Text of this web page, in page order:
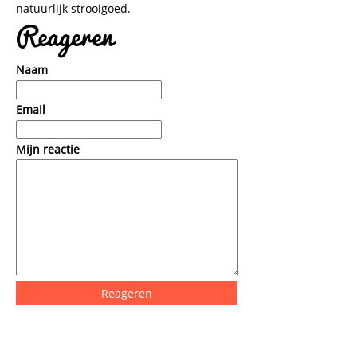
natuurlijk strooigoed.
Reageren
Naam
Email
Mijn reactie